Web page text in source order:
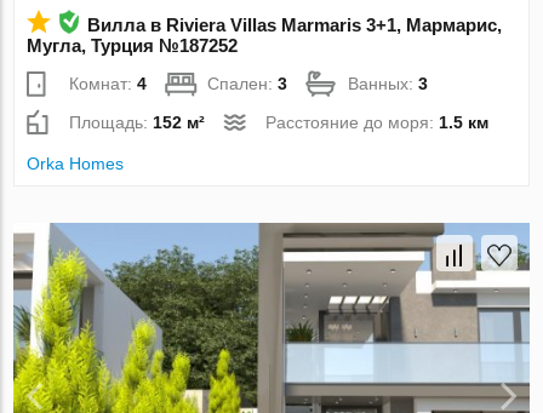
Вилла в Riviera Villas Marmaris 3+1, Мармарис,
Мугла, Турция №187252
Комнат:4 Спален:3 Ванных:3
Площадь:152 м² Расстояние до моря:1.5 км
Orka Homes